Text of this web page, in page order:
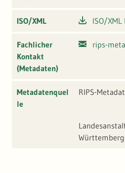
ISO/XML ISO/
Fachlicher
Kontakt
(Metadaten)
rips-
Metadatenquel
le
RIPS-
Württemberg